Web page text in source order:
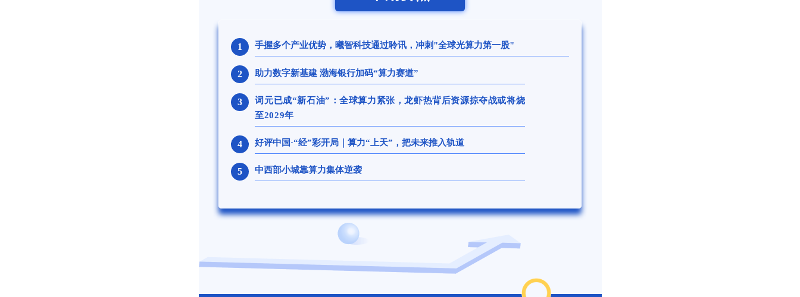
1 手握多个产业优势，曦智科技通过聆讯，冲刺"全球光算力第一股"
2 助力数字新基建 渤海银行加码“算力赛道”
3
词元已成“新石油”：全球算力紧张，龙虾热背后资源掠夺战或将烧
至2029年
4 好评中国·“经”彩开局｜算力“上天”，把未来推入轨道
5 中西部小城靠算力集体逆袭